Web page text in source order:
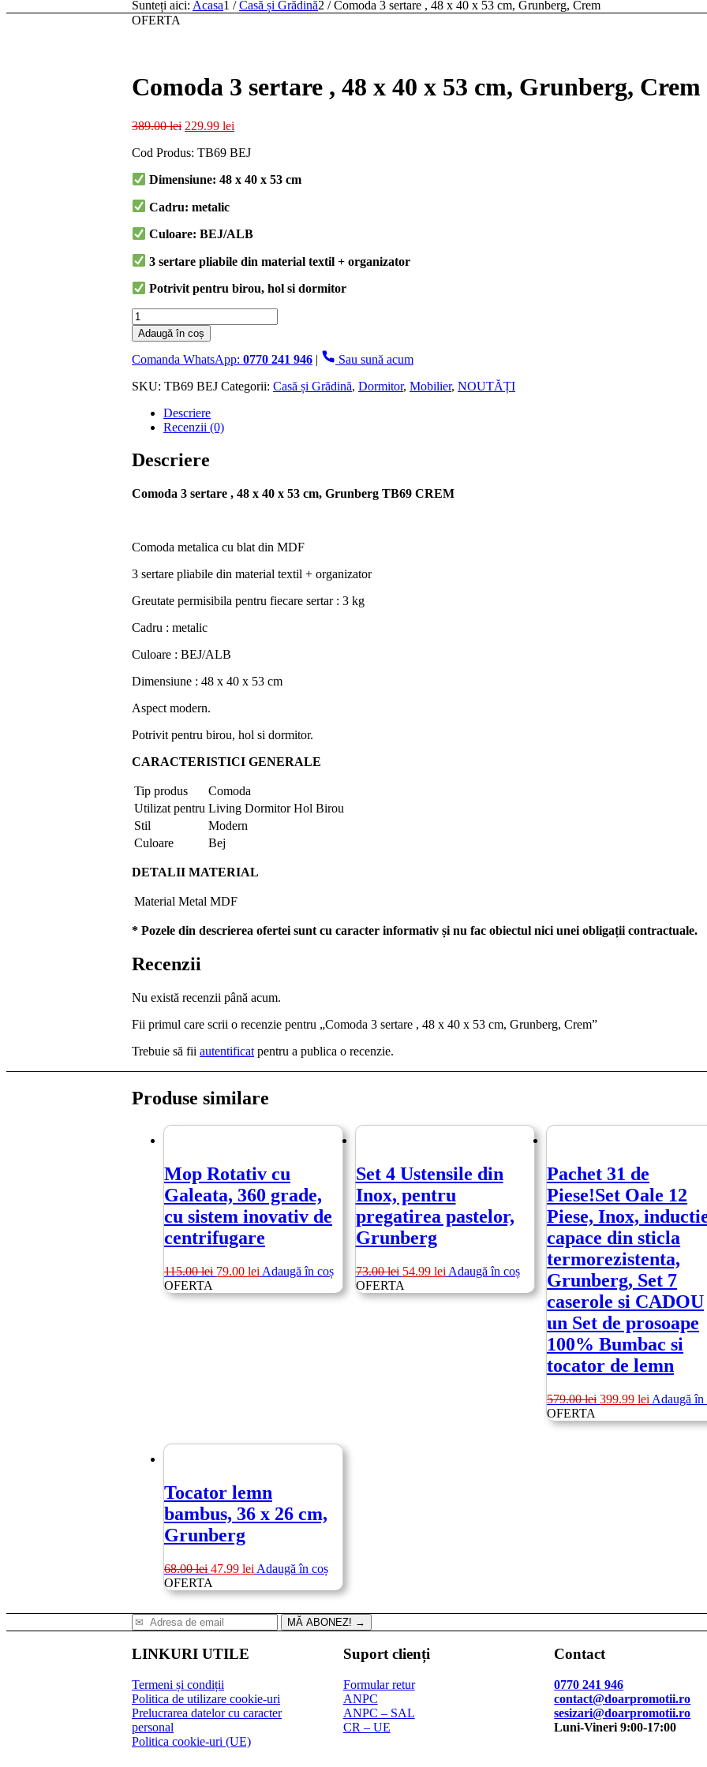
Sunteți aici: Acasa1 / Casă și Grădină2 / Comoda 3 sertare , 48 x 40 x 53 cm, Grunberg, Crem
OFERTA
Comoda 3 sertare , 48 x 40 x 53 cm, Grunberg, Crem
389.00lei Prețul
a
389.00 lei.
229.99 lei
este:
Cod Produs: TB69 BEJ
Dimensiune: 48 x 40 x 53 cm
Cadru: metalic
Culoare: BEJ/ALB
3 sertare pliabile din material textil + organizator
Potrivit pentru birou, hol si dormitor
Cantitate
Comoda
3
sertare
48
cm,
Grunberg,
Adaugă în coș
Comanda WhatsApp: 0770 241 946 |
Sau sună acum
SKU: TB69 BEJ Categorii: Casă și Grădină, Dormitor, Mobilier, NOUTĂȚI
Descriere
Recenzii (0)
Descriere
Comoda 3 sertare , 48 x 40 x 53 cm, Grunberg TB69 CREM
Comoda metalica cu blat din MDF
3 sertare pliabile din material textil + organizator
Greutate permisibila pentru fiecare sertar : 3 kg
Cadru : metalic
Culoare : BEJ/ALB
Dimensiune : 48 x 40 x 53 cm
Aspect modern.
Potrivit pentru birou, hol si dormitor.
CARACTERISTICI GENERALE
Tip produs
Comoda
Utilizat pentru Living Dormitor Hol Birou
Stil
Modern
Culoare
Bej
DETALII MATERIAL
Material Metal MDF
* Pozele din descrierea ofertei sunt cu caracter informativ și nu fac obiectul nici unei obligații contractuale.
Recenzii
Nu există recenzii până acum.
Fii primul care scrii o recenzie pentru „Comoda 3 sertare , 48 x 40 x 53 cm, Grunberg, Crem”
Trebuie să fii autentificat pentru a publica o recenzie.
Produse similare
Mop Rotativ cu
Galeata, 360 grade,
cu sistem inovativ de
centrifugare
115.00lei Prețul
a
79.00 lei Prețul
este:
Adaugă în coș
OFERTA
Set 4 Ustensile din
Inox, pentru
pregatirea pastelor,
Grunberg
73.00lei Prețul
inițial
a
54.99 leiPrețul
este:
Adaugă în coș
OFERTA
Pachet 31 de
Piese!Set Oale 12
Piese, Inox,
capace din sticla
termorezistenta,
Grunberg, Set 7
caserole si CADOU
un Set de prosoape
100% Bumbac si
tocator de lemn
579.00lei Prețul
a
399.99lei Prețul
este:
Adaugă în
OFERTA
Tocator lemn
bambus, 36 x 26 cm,
Grunberg
68.00lei Prețul
inițial
a
fost:
68.00 lei.
47.99 lei Prețul
este:
47.99 lei.
Adaugă în coș
OFERTA
MĂ ABONEZ! →
LINKURI UTILE
Termeni și condiții
Politica de utilizare cookie-uri
Prelucrarea datelor cu caracter
personal
Politica cookie-uri (UE)
Suport clienți
Formular retur
ANPC
ANPC – SAL
CR – UE
Contact
0770 241 946
contact@doarpromotii.ro
sesizari@doarpromotii.ro
Luni-Vineri 9:00-17:00